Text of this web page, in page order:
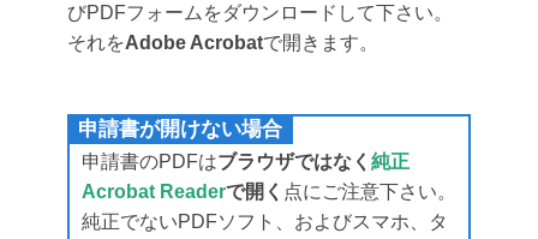
びPDFフォームをダウンロードして下さい。
それをAdobe Acrobatで開きます。
申請書が開けない場合
申請書のPDFはブラウザではなく 純正
Acrobat Readerで開く 点にご注意下さい。
純正でないPDFソフト、およびスマホ、タ